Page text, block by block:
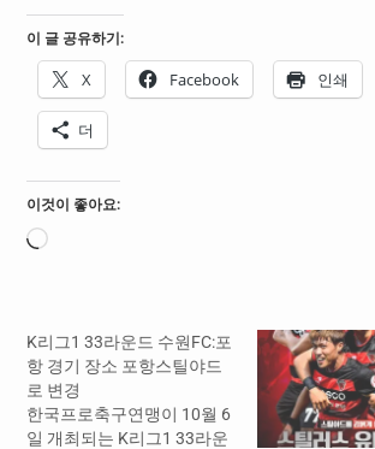
이 글 공유하기:
X Facebook 인쇄
더
이것이 좋아요:
로
K리그1 33라운드 수원FC:포
항 경기 장소 포항스틸야드
로 변경
한국프로축구연맹이 10월 6
일 개최되는 K리그1 33라운